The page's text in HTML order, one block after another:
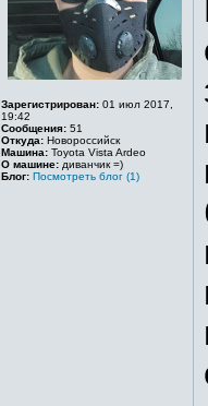
Зарегистрирован: 01 июл 2017,
19:42
Сообщения: 51
Откуда: Новороссийск
Машина: Toyota Vista Ardeo
О машине: диванчик =)
Блог: Посмотреть блог (1)